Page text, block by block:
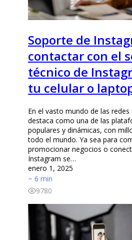
Soporte de
contactar con el
técnico de
tu celular o
En el vasto mundo de las
destaca como una de las
populares y dinámicas, con
todo el mundo. Ya sea para
promocionar negocios o
Instagram se…
enero 1, 2025
~ 6 min
9780